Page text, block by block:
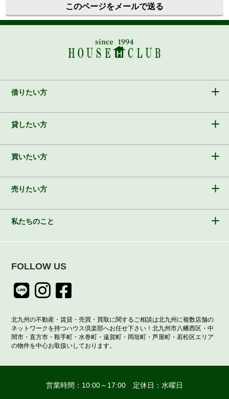
このページをメールで送る
借りたい方
貸したい方
買いたい方
売りたい方
私たちのこと
FOLLOW US
北九州の不動産・賃貸・売買・買取に関するご相談は北九州に複数店舗の
ネットワークを持つハウス倶楽部へお任せ下さい！北九州市八幡西区・中
間市・直方市・鞍手町・水巻町・遠賀町・岡垣町・芦屋町・若松区エリア
の物件を中心お取扱いしております。
営業時間：10:00～17:00 定休日：水曜日